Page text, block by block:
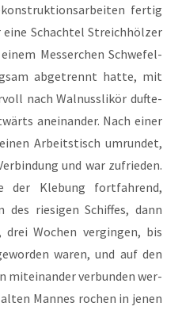
fer­tig
Schach­tel Streich­höl­zer
Mes­ser­chen Schwe­fel­
abge­trennt hat­te, mit
nach Wal­nuss­li­kör duf­te­
anein­an­der. Nach einer
Arbeits­tisch umrun­det,
und war zufrie­den.
der Kle­bung fort­fah­rend,
des rie­si­gen Schif­fes, dann
Wochen ver­gin­gen, bis
waren, und auf den
mit­ein­an­der ver­bun­den wer­
Man­nes rochen in jenen